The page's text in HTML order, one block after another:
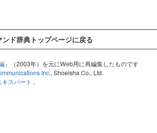
ンド辞典トップページに戻る
」（2003年）を元にWeb用に再編集したものです
Inc., Shoeisha Co., Ltd.
スパート」